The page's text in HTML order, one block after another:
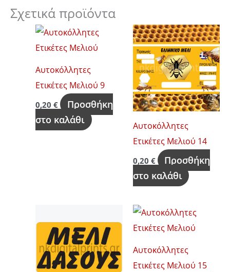
Σχετικά προϊόντα
Αυτοκόλλητες
Ετικέτες Μελιού 9
0,20€
Προσθήκη
στο καλάθι
Αυτοκόλλητες
Ετικέτες Μελιού 14
0,20 €
Προσθήκη
στο καλάθι
Αυτοκόλλητες
Ετικέτες Μελιού 15